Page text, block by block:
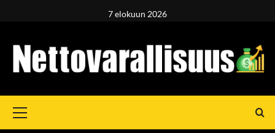
7 elokuun 2026
Menu